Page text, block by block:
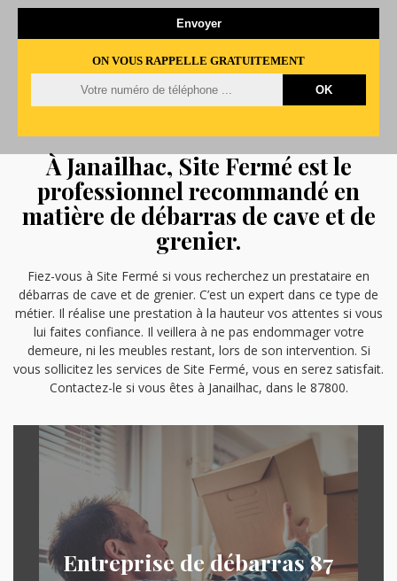
ON VOUS RAPPELLE GRATUITEMENT
À Janailhac, Site Fermé est le
professionnel recommandé en
matière de débarras de cave et de
grenier.
Fiez-vous à Site Fermé si vous recherchez un prestataire en
débarras de cave et de grenier. C’est un expert dans ce type de
métier. Il réalise une prestation à la hauteur vos attentes si vous
lui faites confiance. Il veillera à ne pas endommager votre
demeure, ni les meubles restant, lors de son intervention. Si
vous sollicitez les services de Site Fermé, vous en serez satisfait.
Contactez-le si vous êtes à Janailhac, dans le 87800.
Entreprise de débarras 87